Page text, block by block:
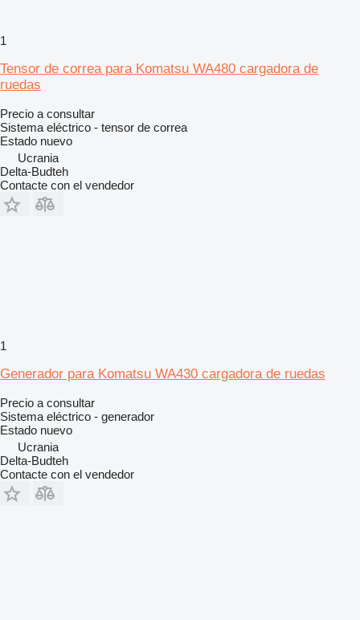
1
Tensor de correa para Komatsu WA480 cargadora de
ruedas
Precio a consultar
Sistema eléctrico - tensor de correa
Estado nuevo
Ucrania
Delta-Budteh
Contacte con el vendedor
1
Generador para Komatsu WA430 cargadora de ruedas
Precio a consultar
Sistema eléctrico - generador
Estado nuevo
Ucrania
Delta-Budteh
Contacte con el vendedor